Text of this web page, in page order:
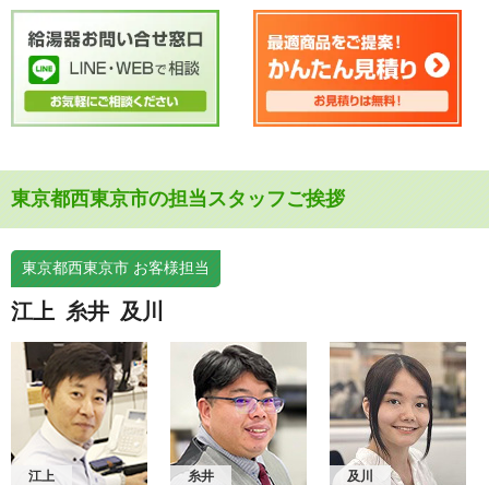
東京都西東京市の担当スタッフご挨拶
東京都西東京市 お客様担当
江上 糸井 及川
江上 糸井 及川